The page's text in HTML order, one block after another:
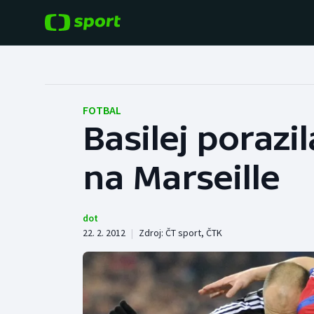
Hokej
Tenis
Cyklistika
Baseball a softbal
Basketbal
Boby a skeleton
Box
FOTBAL
Basilej
na Marseille
dot
22. 2. 2012 | Zdroj: ČT sport, ČTK